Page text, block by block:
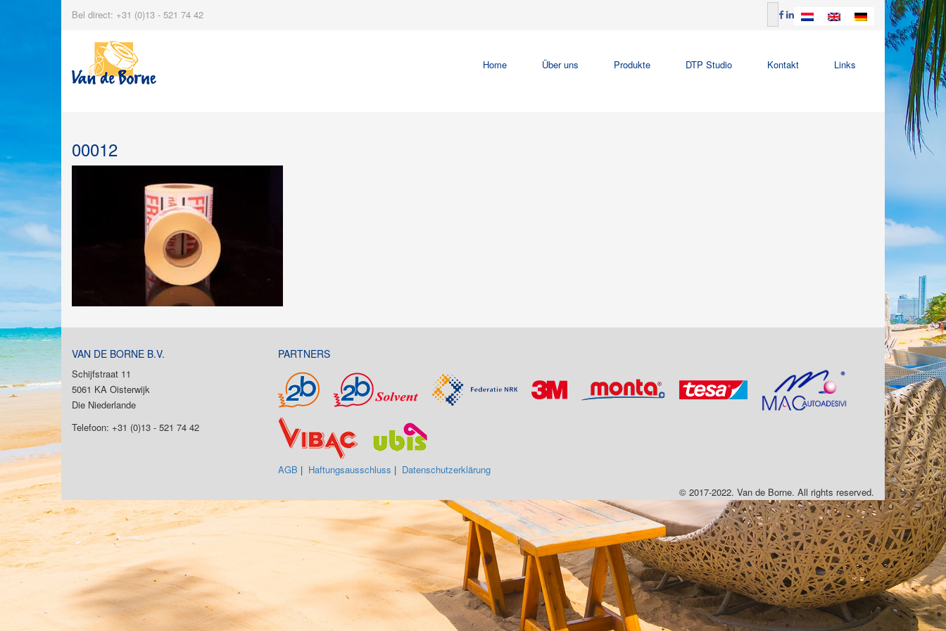
Bel direct: +31 (0)13 - 521 74 42
Home Über uns Produkte DTP Studio Kontakt Links
00012
VAN DE BORNE B.V.
Schijfstraat 11
5061 KA Oisterwijk
Die Niederlande
Telefoon: +31 (0)13 - 521 74 42
PARTNERS
AGB | Haftungsausschluss | Datenschutzerklärung
© 2017-2022. Van de Borne. All rights reserved.